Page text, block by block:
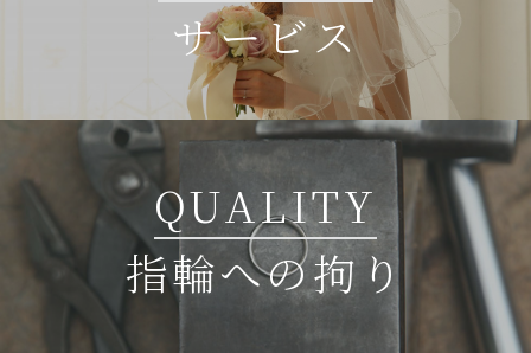
サービス
QUALITY
指輪への拘り